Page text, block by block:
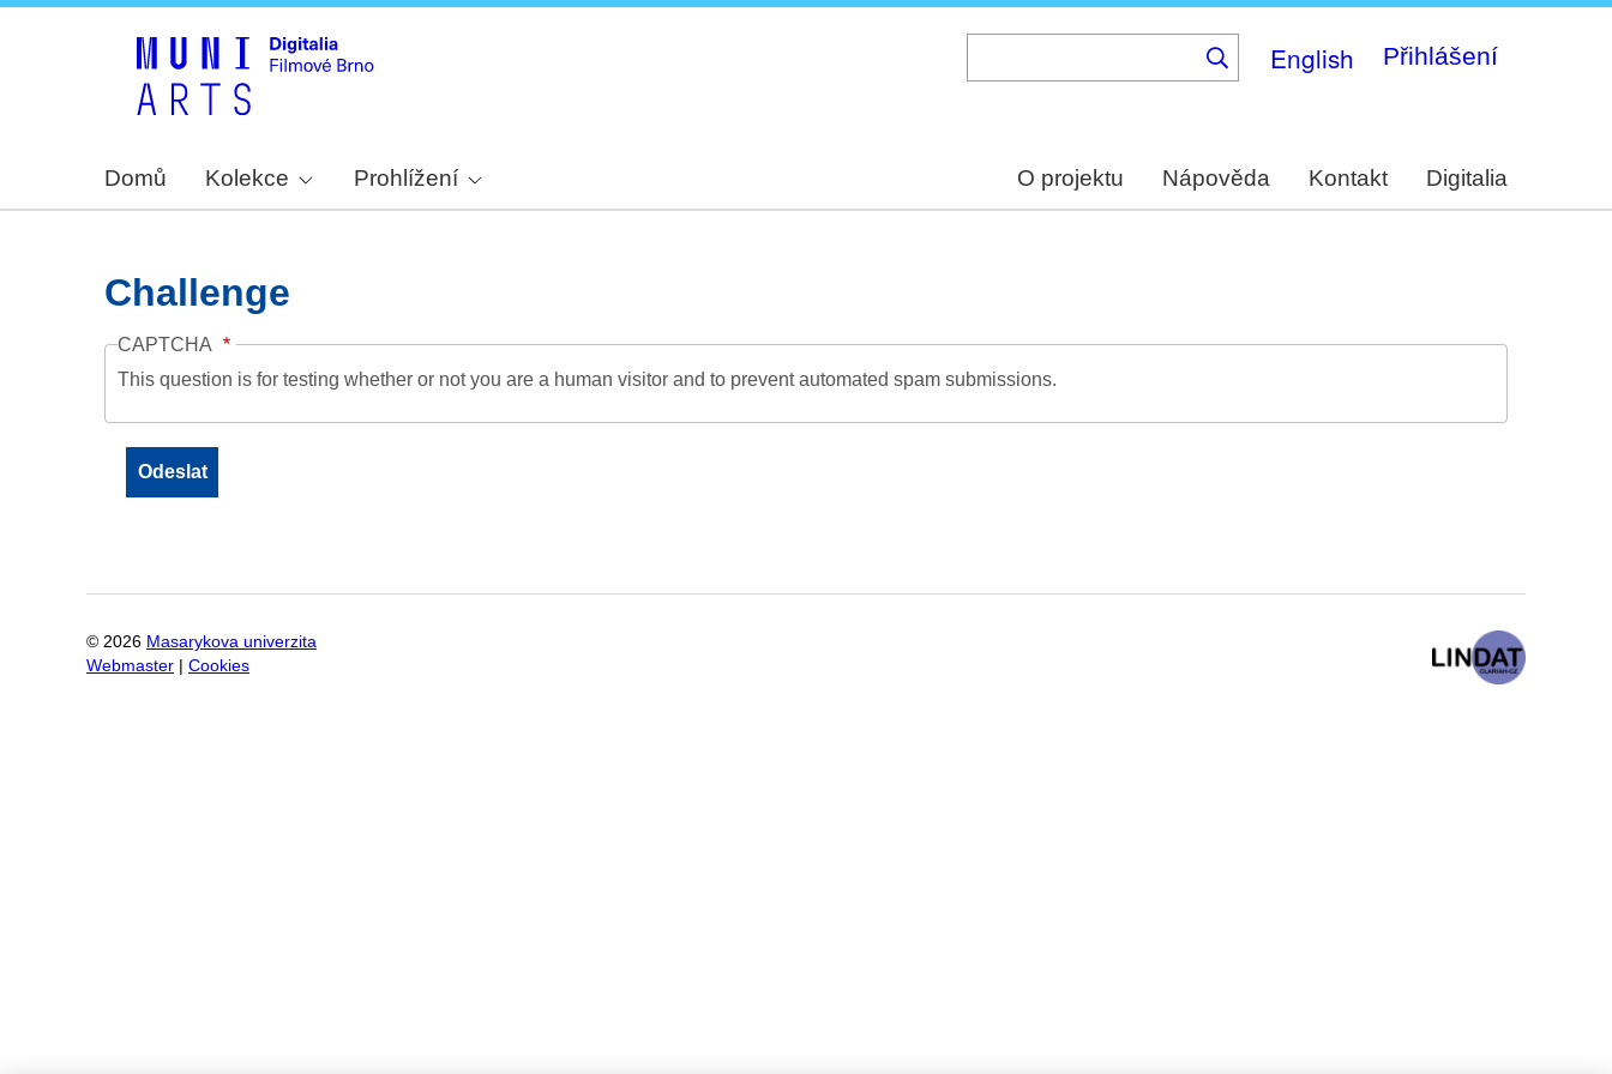
English Přihlášení
Domů Kolekce Prohlížení O projektu Nápověda Kontakt Digitalia
Challenge
CAPTCHA
This question is for testing whether or not you are a human visitor and to prevent automated spam submissions.
© 2026 Masarykova univerzita
Webmaster
Cookies